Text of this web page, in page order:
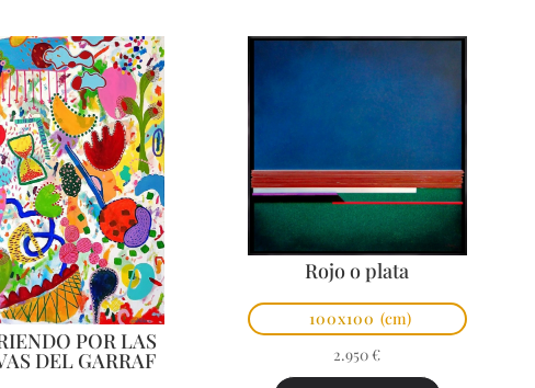
POR LAS
DEL GARRAF
Rojo o plata
100x100 (cm)
2.950 €